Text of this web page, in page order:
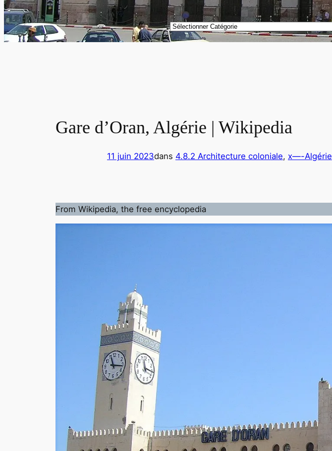
Catégories
Gare d’Oran, Algérie | Wikipedia
11 juin 2023dans 4.8.2 Architecture coloniale, x—-Algérie
From Wikipedia, the free encyclopedia